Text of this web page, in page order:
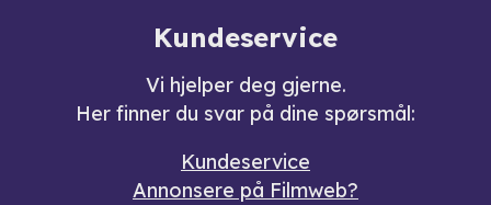
Kundeservice
Vi hjelper deg gjerne.
Her finner du svar på dine spørsmål:
Kundeservice
Annonsere på Filmweb?